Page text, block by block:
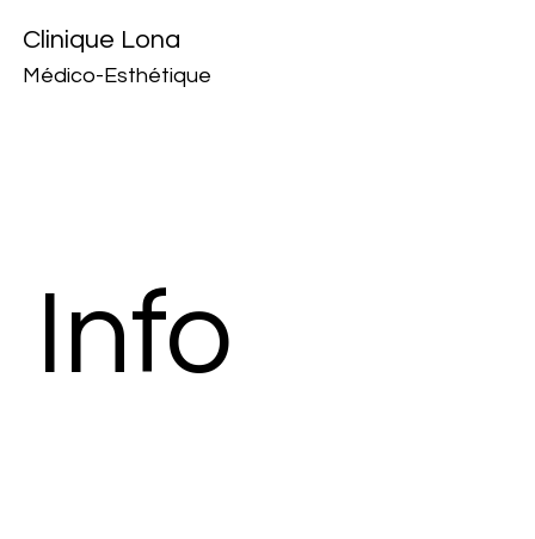
Clinique Lona
Médico-Esthétique
Info